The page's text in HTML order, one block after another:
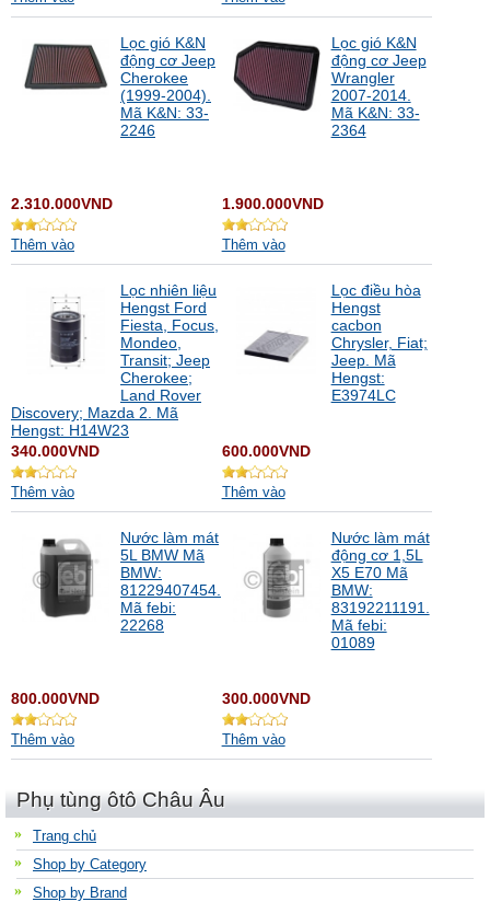
Lọc gió K&N
động cơ Jeep
Cherokee
(1999-2004).
Mã K&N: 33-
2246
2.310.000VND
Thêm vào
Lọc gió K&N
động cơ Jeep
Wrangler
2007-2014.
Mã K&N: 33-
2364
1.900.000VND
Thêm vào
Lọc nhiên liệu
Hengst Ford
Fiesta, Focus,
Mondeo,
Transit; Jeep
Cherokee;
Land Rover
Discovery; Mazda 2. Mã
Hengst: H14W23
340.000VND
Thêm vào
Lọc điều hòa
Hengst
cacbon
Chrysler, Fiat;
Jeep. Mã
Hengst:
E3974LC
600.000VND
Thêm vào
Nước làm mát
5L BMW Mã
BMW:
81229407454.
Mã febi:
22268
800.000VND
Thêm vào
Nước làm mát
động cơ 1,5L
X5 E70 Mã
BMW:
83192211191.
Mã febi:
01089
300.000VND
Thêm vào
Phụ tùng ôtô Châu Âu
Trang chủ
Shop by Category
Shop by Brand